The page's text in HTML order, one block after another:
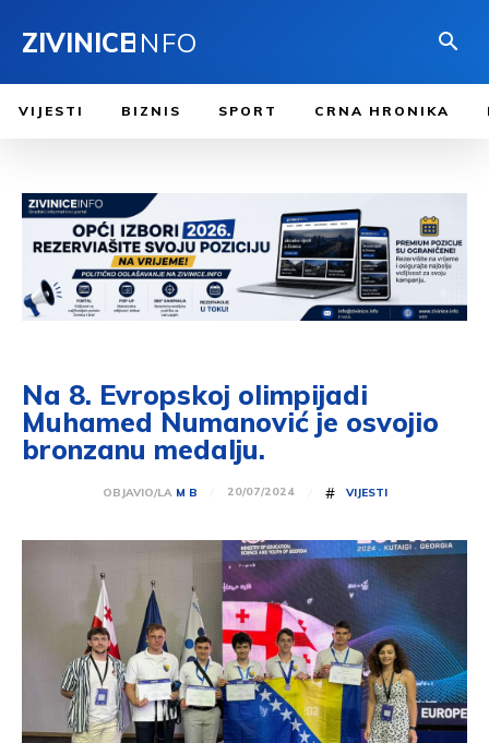
ZIVINICEINFO
VIJESTI BIZNIS SPORT CRNA HRONIKA
Na 8. Evropskoj olimpijadi
Muhamed Numanović je osvojio
bronzanu medalju.
OBJAVIO/LA M B 20/07/2024 # VIJESTI